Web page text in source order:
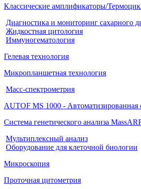
Классические амплификаторы/
Диагностика и мониторинг сахарного
Жидкостная цитология
Иммуногематология
Гелевая технология
Микропланшетная технология
Масс-спектрометрия
AUTOF MS 1000 -
Система генетического анализа
Мультиплексный анализ
Оборудование для клеточной биологии
Микроскопия
Проточная цитометрия